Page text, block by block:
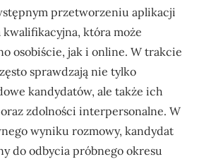
przetworzeniu aplikacji
która może
osobiście, jak i online. W trakcie
sprawdzają nie tylko
kandydatów, ale także ich
zdolności interpersonalne. W
wyniku rozmowy, kandydat
do odbycia próbnego okresu